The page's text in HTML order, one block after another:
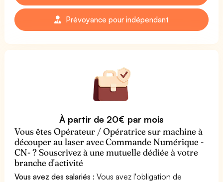
Prévoyance pour indépendant
À partir de 20€ par mois
Vous êtes Opérateur / Opératrice sur machine à
découper au laser avec Commande Numérique -
CN- ? Souscrivez à une mutuelle dédiée à votre
branche d'activité
Vous avez des salariés : Vous avez l'obligation de